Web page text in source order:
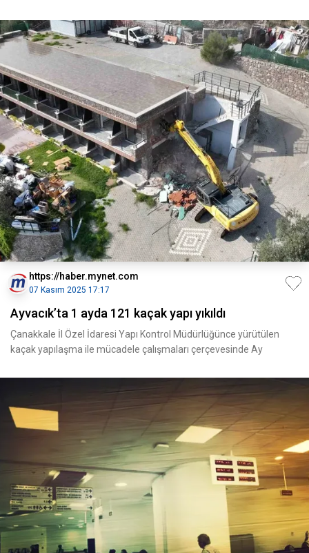
https://haber.mynet.com
07 Kasım 2025 17:17
Ayvacık’ta 1 ayda 121 kaçak yapı yıkıldı
Çanakkale İl Özel İdaresi Yapı Kontrol Müdürlüğünce yürütülen
kaçak yapılaşma ile mücadele çalışmaları çerçevesinde Ay